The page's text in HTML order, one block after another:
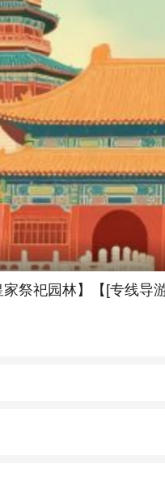
祭祀园林】【[专线